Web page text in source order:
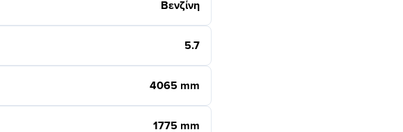
Βενζίνη
5.7
4065 mm
1775 mm